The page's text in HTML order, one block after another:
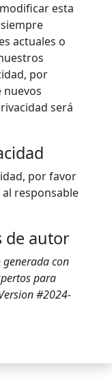
esta
actuales o
por
nuevos
será
por favor
responsable
de autor
generada con
para
#2024-